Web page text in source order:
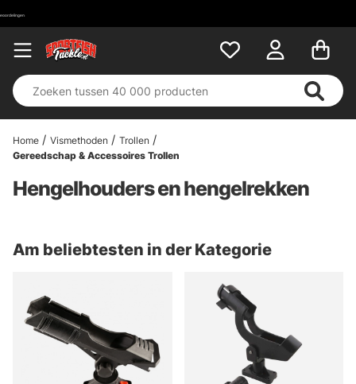
Home Vismethoden
Trollen
Gereedschap & Accessoires Trollen
Hengelhouders en hengelrekken
Am beliebtesten in der Kategorie